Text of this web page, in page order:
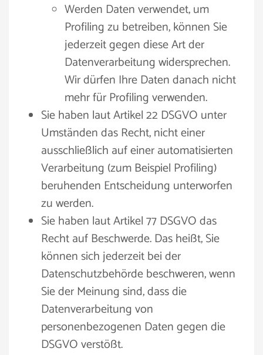
Werden Daten verwendet, um
Profiling zu betreiben, können Sie
jederzeit gegen diese Art der
Datenverarbeitung widersprechen.
Wir dürfen Ihre Daten danach nicht
mehr für Profiling verwenden.
Sie haben laut Artikel 22 DSGVO unter
Umständen das Recht, nicht einer
ausschließlich auf einer automatisierten
Verarbeitung (zum Beispiel Profiling)
beruhenden Entscheidung unterworfen
zu werden.
Sie haben laut Artikel 77 DSGVO das
Recht auf Beschwerde. Das heißt, Sie
können sich jederzeit bei der
Datenschutzbehörde beschweren, wenn
Sie der Meinung sind, dass die
Datenverarbeitung von
personenbezogenen Daten gegen die
DSGVO verstößt.